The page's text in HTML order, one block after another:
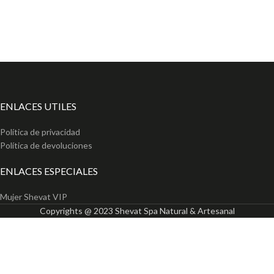
ENLACES UTILES
Política de privacidad
Política de devoluciones
ENLACES ESPECIALES
Mujer Shevat VIP
Copyrights @ 2023 Shevat Spa Natural & Artesanal